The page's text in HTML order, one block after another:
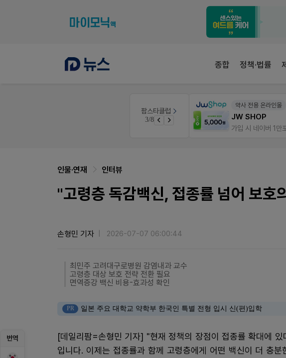
종합 정책·법률
팜스타클럽
3/8 듀오락 스탑과 여름철 장질환 대응법
약사 전용 온라인몰
JW SHOP
번역
인물·연재 인터뷰
"고령층 독감백신, 접종률 넘어 보호
손형민 기자 2026-07-07 06:00:44
최민주 고려대구로병원 감염내과 교수
고령층 대상 보호 전략 전환 필요
면역증강 백신 비용-효과성 확인
PR 일본 주요 대학교 약학부 한국인 특별 전형 입시 신(편)입학
[데일리팜=손형민 기자] "현재 정책의 장점이 접종률 확대에
입니다. 이제는 접종률과 함께 고령층에게 어떤 백신이 더 충